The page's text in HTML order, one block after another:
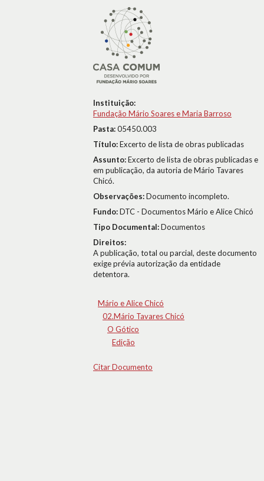
Instituição:
Fundação Mário Soares e Maria Barroso
Pasta:05450.003
Título:Excerto de lista de obras publicadas
Assunto:Excerto de lista de obras publicadas e
em publicação, da autoria de Mário Tavares
Chicó.
Observações:Documento incompleto.
Fundo:DTC - Documentos Mário e Alice Chicó
Tipo Documental:Documentos
Direitos:
A publicação, total ou parcial, deste documento
exige prévia autorização da entidade
detentora.
Mário e Alice Chicó
02.Mário Tavares Chicó
O Gótico
Edição
Citar Documento